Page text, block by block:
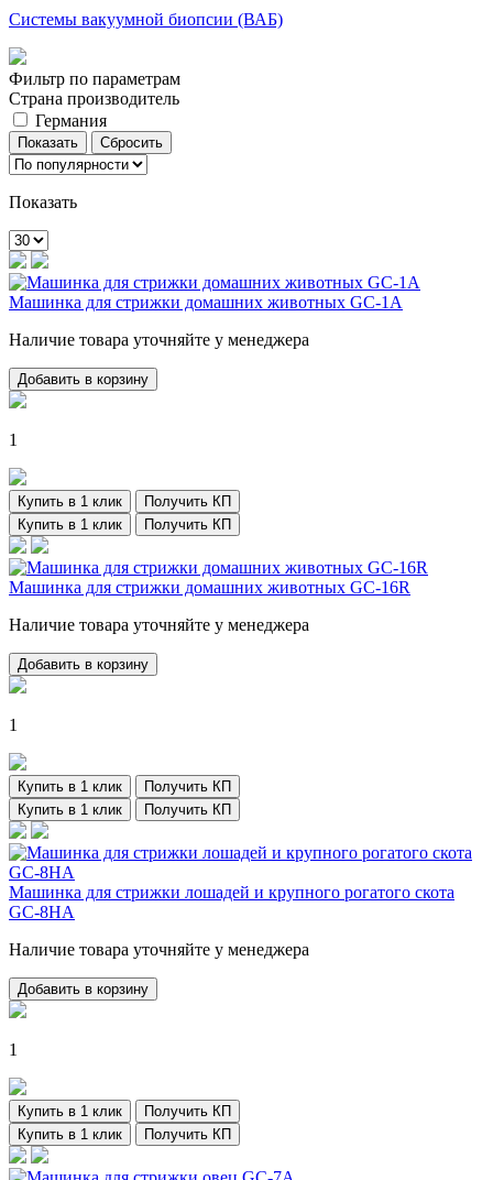
Системы вакуумной биопсии (ВАБ)
Фильтр по параметрам
Страна производитель
Германия
Показать
Машинка для стрижки домашних животных GC-1A
Наличие товара уточняйте у менеджера
Добавить в корзину
1
Купить в 1 клик
Получить КП
Купить в 1 клик
Получить КП
Машинка для стрижки домашних животных GC-16R
Наличие товара уточняйте у менеджера
Добавить в корзину
1
Купить в 1 клик
Получить КП
Купить в 1 клик
Получить КП
Машинка для стрижки лошадей и крупного рогатого скота
GC-8HA
Наличие товара уточняйте у менеджера
Добавить в корзину
1
Купить в 1 клик
Получить КП
Купить в 1 клик
Получить КП